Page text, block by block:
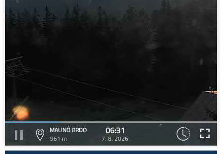
MALINÔ BRDO
961 m
06:31
7. 8. 2026